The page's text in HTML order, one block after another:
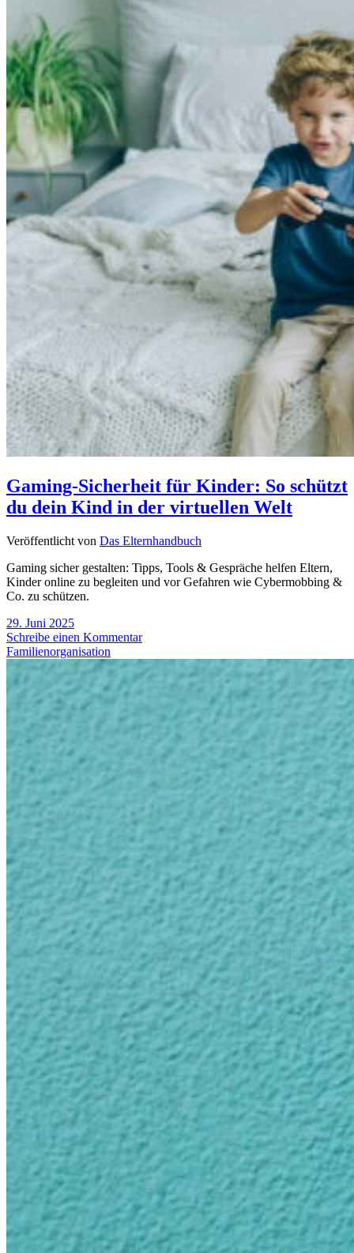
Gaming-Sicherheit für Kinder: So schützt
du dein Kind in der virtuellen Welt
Veröffentlicht von Das Elternhandbuch
Gaming sicher gestalten: Tipps, Tools & Gespräche helfen Eltern,
Kinder online zu begleiten und vor Gefahren wie Cybermobbing &
Co. zu schützen.
29. Juni 2025
Schreibe einen Kommentar
Familienorganisation